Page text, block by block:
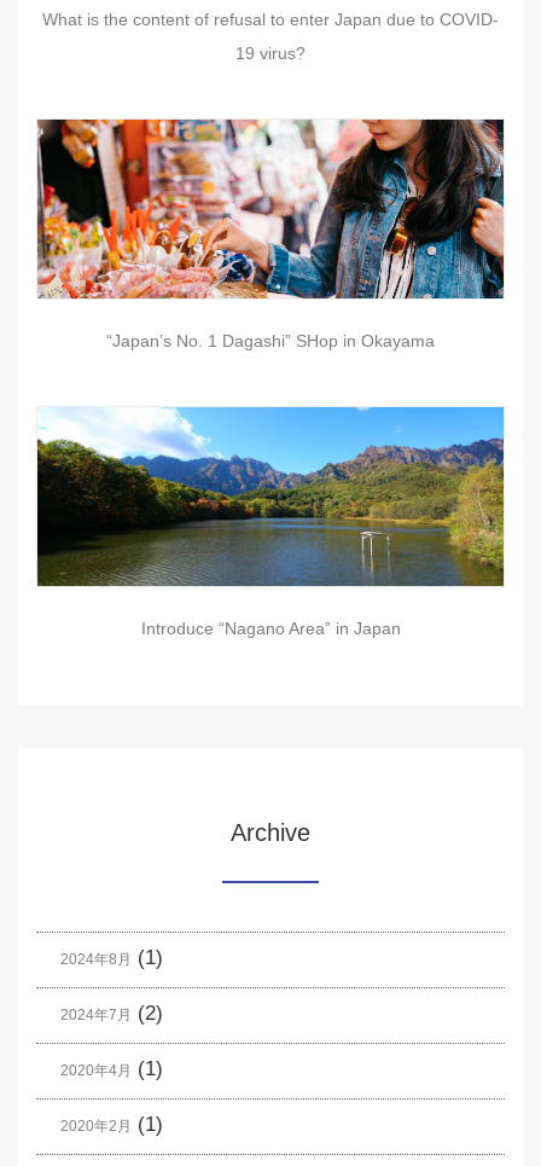
What is the content of refusal to enter Japan due to COVID-
19 virus?
“Japan’s No. 1 Dagashi” SHop in Okayama
Introduce “Nagano Area” in Japan
Archive
2024年8月 (1)
2024年7月 (2)
2020年4月 (1)
2020年2月 (1)